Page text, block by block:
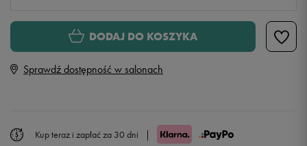
Powiadom o dostępności
M
XL Powiadom o dostępności
DODAJ DO KOSZYKA
Sprawdź dostępność w salonach
Kup teraz i zapłać za 30 dni |